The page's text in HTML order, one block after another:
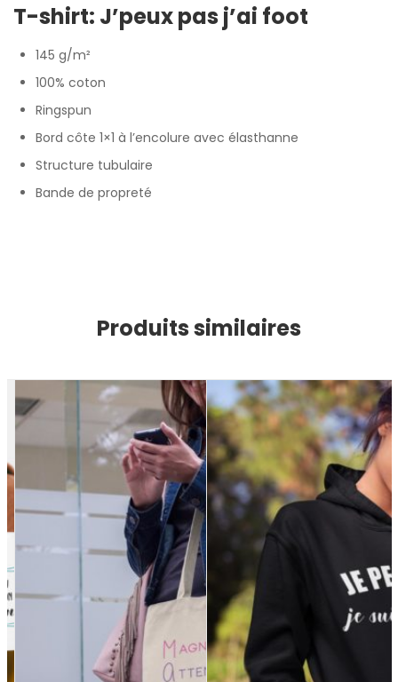
T-shirt: J’peux pas j’ai foot
145 g/m²
100% coton
Ringspun
Bord côte 1×1 à l’encolure avec élasthanne
Structure tubulaire
Bande de propreté
Produits similaires